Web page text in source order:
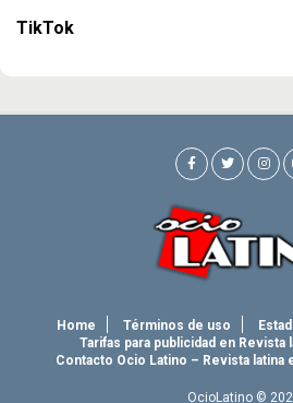
TikTok
Home Términos de uso
Tarifas para publicidad en Revista
Contacto Ocio Latino – Revista latina
OcioLatino ©